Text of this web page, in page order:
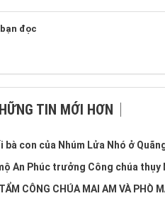
đọc
TIN MỚI HƠN
bà con của Nhúm Lửa Nhó ở
An Phúc trưởng Công chúa thụy
CÔNG CHÚA MAI AM VÀ PHÒ